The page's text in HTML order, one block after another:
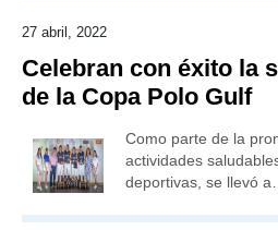
27 abril, 2022
Celebran con éxito la
de la Copa Polo Gulf
Como parte de la
actividades
deportivas, se llevó